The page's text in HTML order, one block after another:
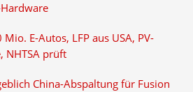
E-Autos, LFP aus USA, PV-
NHTSA prüft
China-Abspaltung für Fusion